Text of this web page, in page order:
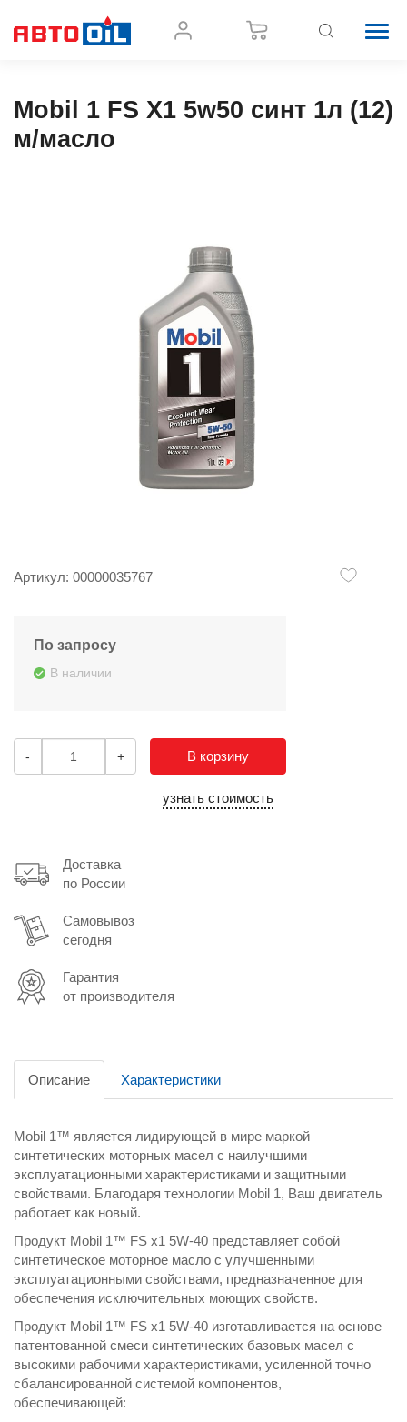
Mobil 1 FS X1 5w50 синт 1л (12)
м/масло
Артикул: 00000035767
По запросу
В наличии
- + В корзину
узнать стоимость
Доставка
по России
Самовывоз
сегодня
Гарантия
от производителя
Описание Характеристики
Mobil 1™ является лидирующей в мире маркой
синтетических моторных масел с наилучшими
эксплуатационными характеристиками и защитными
свойствами. Благодаря технологии Mobil 1, Ваш двигатель
работает как новый.
Продукт Mobil 1™ FS x1 5W-40 представляет собой
синтетическое моторное масло с улучшенными
эксплуатационными свойствами, предназначенное для
обеспечения исключительных моющих свойств.
Продукт Mobil 1™ FS x1 5W-40 изготавливается на основе
патентованной смеси синтетических базовых масел с
высокими рабочими характеристиками, усиленной точно
сбалансированной системой компонентов,
обеспечивающей: